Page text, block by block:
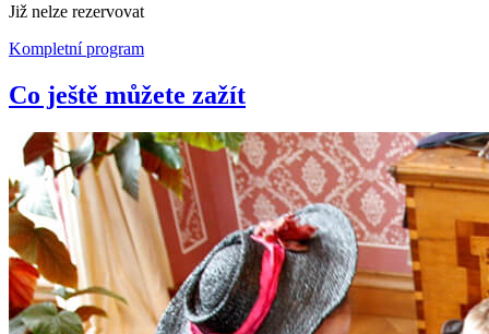
Již nelze rezervovat
Kompletní program
Co ještě můžete zažít